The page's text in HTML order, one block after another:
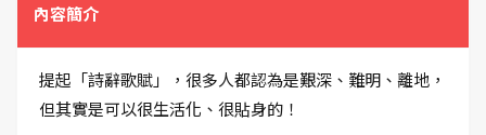
內容簡介
提起「詩辭歌賦」，很多人都認為是艱深、難明、離地，
但其實是可以很生活化、很貼身的！